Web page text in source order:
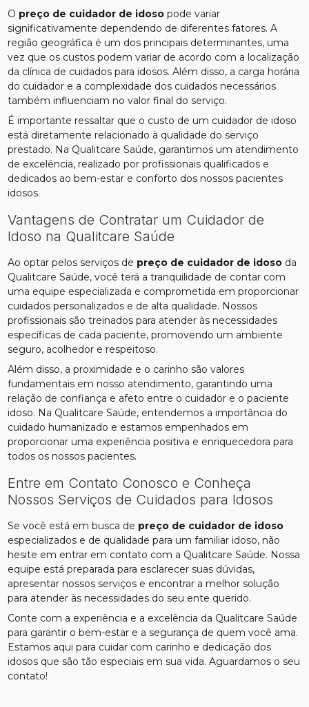
O preço de cuidador de idoso pode variar
significativamente dependendo de diferentes fatores. A
região geográfica é um dos principais determinantes, uma
vez que os custos podem variar de acordo com a localização
da clínica de cuidados para idosos. Além disso, a carga horária
do cuidador e a complexidade dos cuidados necessários
também influenciam no valor final do serviço.
É importante ressaltar que o custo de um cuidador de idoso
está diretamente relacionado à qualidade do serviço
prestado. Na Qualitcare Saúde, garantimos um atendimento
de excelência, realizado por profissionais qualificados e
dedicados ao bem-estar e conforto dos nossos pacientes
idosos.
Vantagens de Contratar um Cuidador de
Idoso na Qualitcare Saúde
Ao optar pelos serviços de preço de cuidador de idoso da
Qualitcare Saúde, você terá a tranquilidade de contar com
uma equipe especializada e comprometida em proporcionar
cuidados personalizados e de alta qualidade. Nossos
profissionais são treinados para atender às necessidades
específicas de cada paciente, promovendo um ambiente
seguro, acolhedor e respeitoso.
Além disso, a proximidade e o carinho são valores
fundamentais em nosso atendimento, garantindo uma
relação de confiança e afeto entre o cuidador e o paciente
idoso. Na Qualitcare Saúde, entendemos a importância do
cuidado humanizado e estamos empenhados em
proporcionar uma experiência positiva e enriquecedora para
todos os nossos pacientes.
Entre em Contato Conosco e Conheça
Nossos Serviços de Cuidados para Idosos
Se você está em busca de preço de cuidador de idoso
especializados e de qualidade para um familiar idoso, não
hesite em entrar em contato com a Qualitcare Saúde. Nossa
equipe está preparada para esclarecer suas dúvidas,
apresentar nossos serviços e encontrar a melhor solução
para atender às necessidades do seu ente querido.
Conte com a experiência e a excelência da Qualitcare Saúde
para garantir o bem-estar e a segurança de quem você ama.
Estamos aqui para cuidar com carinho e dedicação dos
idosos que são tão especiais em sua vida. Aguardamos o seu
contato!